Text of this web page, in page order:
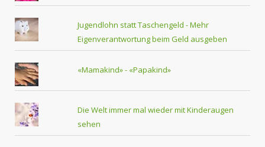
Jugendlohn statt Taschengeld - Mehr
Eigenverantwortung beim Geld ausgeben
«Mamakind» - «Papakind»
Die Welt immer mal wieder mit Kinderaugen
sehen